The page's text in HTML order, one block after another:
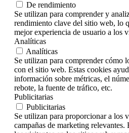
De rendimiento
Se utilizan para comprender y
rendimiento clave del sitio web, lo
mejor experiencia de usuario a los
Analíticas
Analíticas
Se utilizan para comprender cómo
con el sitio web. Estas cookies
información sobre métricas, el
rebote, la fuente de tráfico, etc.
Publicitarias
Publicitarias
Se utilizan para proporcionar a los
campañas de marketing relevantes.